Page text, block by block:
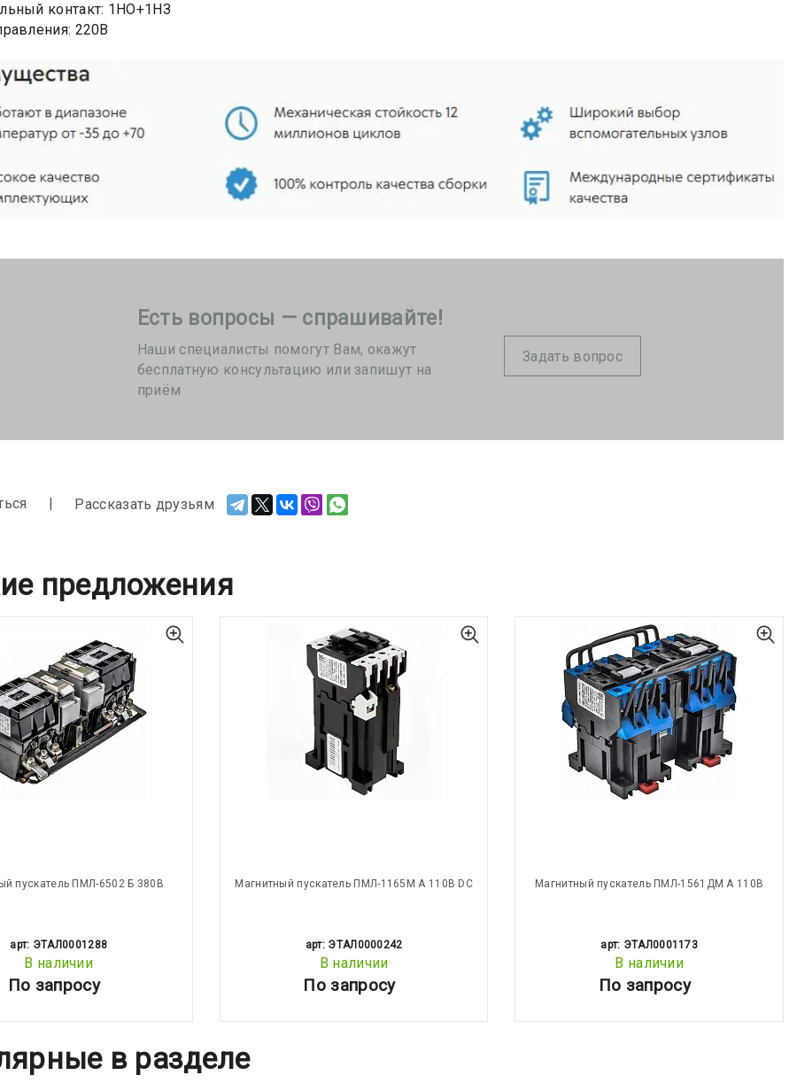
контакт: 1НО+1НЗ
220В
Есть вопросы — спрашивайте!
Наши специалисты помогут Вам, окажут
бесплатную консультацию или запишут на
приём
Задать вопрос
Рассказать друзьям
предложения
пускатель ПМЛ-6502 Б 380В
арт: ЭТАЛ0001288
В наличии
По запросу
Магнитный пускатель ПМЛ-1165М А 110В DC
арт: ЭТАЛ0000242
В наличии
По запросу
Магнитный пускатель ПМЛ-1561ДМ А 110В
арт: ЭТАЛ0001173
В наличии
По запросу
в разделе